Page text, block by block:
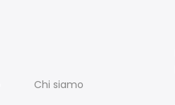
Chi siamo